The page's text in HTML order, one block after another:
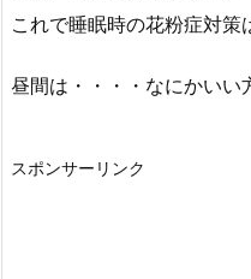
これで睡眠時の花粉症対策
昼間は・・・・なにかい
スポンサーリンク